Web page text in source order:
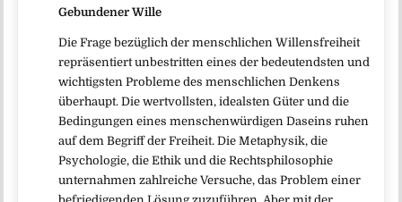
Gebundener Wille
Die Frage bezüglich der menschlichen Willensfreiheit
repräsentiert unbestritten eines der bedeutendsten und
wichtigsten Probleme des menschlichen Denkens
überhaupt. Die wertvollsten, idealsten Güter und die
Bedingungen eines menschenwürdigen Daseins ruhen
auf dem Begriff der Freiheit. Die Metaphysik, die
Psychologie, die Ethik und die Rechtsphilosophie
unternahmen zahlreiche Versuche, das Problem einer